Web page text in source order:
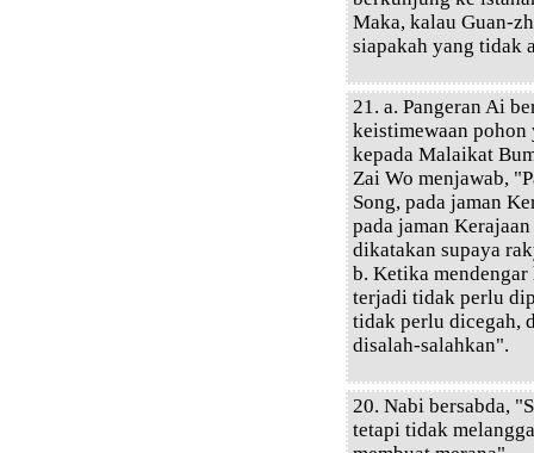
Maka, kalau Guan-
siapakah yang tidak
21. a. Pangeran Ai
keistimewaan pohon
kepada Malaikat
Zai Wo menjawab,
Song, pada jaman
pada jaman
dikatakan supaya
b. Ketika
terjadi tidak perlu
tidak perlu dicegah,
disalah-salahkan".
20. Nabi bersabda,
tetapi tidak